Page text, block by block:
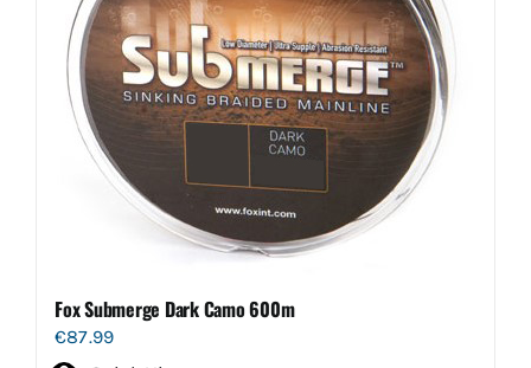
Fox Submerge Dark Camo 600m
€87.99